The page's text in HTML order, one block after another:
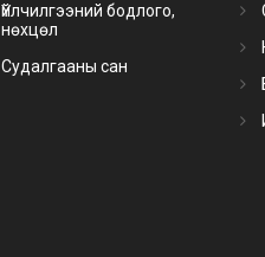
Үйлчилгээний бодлого,
нөхцөл
Судалгааны сан